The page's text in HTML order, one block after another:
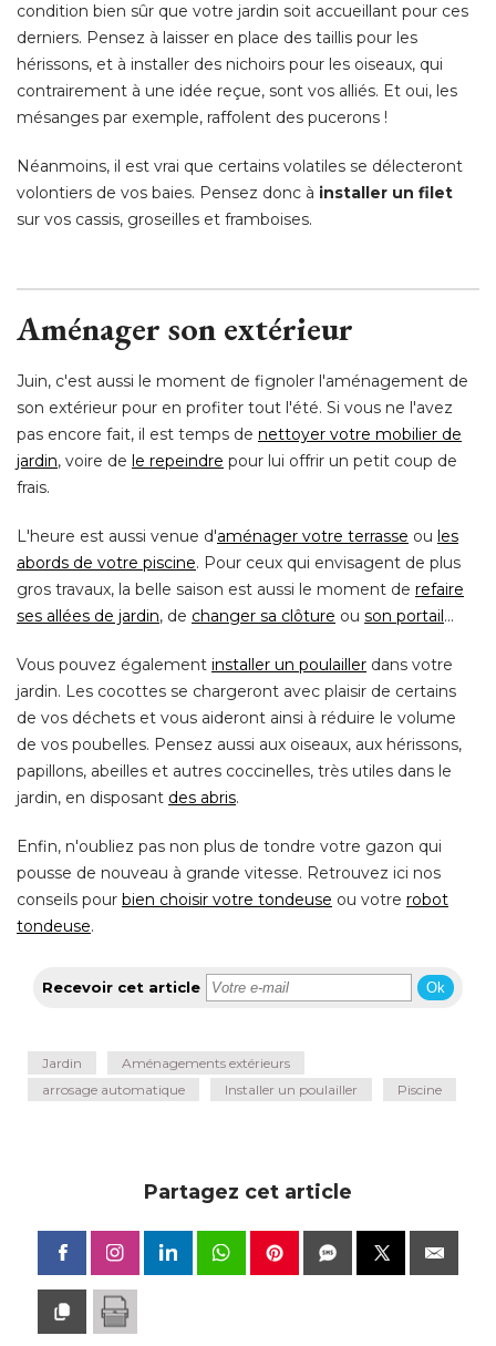
condition bien sûr que votre jardin soit accueillant pour ces
derniers. Pensez à laisser en place des taillis pour les
hérissons, et à installer des nichoirs pour les oiseaux, qui
contrairement à une idée reçue, sont vos alliés. Et oui, les
mésanges par exemple, raffolent des pucerons !
Néanmoins, il est vrai que certains volatiles se délecteront
volontiers de vos baies. Pensez donc à installer un filet
sur vos cassis, groseilles et framboises.
Aménager son extérieur
Juin, c'est aussi le moment de fignoler l'aménagement de
son extérieur pour en profiter tout l'été. Si vous ne l'avez
pas encore fait, il est temps de nettoyer votre mobilier de
jardin, voire de le repeindre pour lui offrir un petit coup de
frais.
L'heure est aussi venue d'aménager votre terrasse ou les
abords de votre piscine. Pour ceux qui envisagent de plus
gros travaux, la belle saison est aussi le moment de refaire
ses allées de jardin, de changer sa clôture ou son portail...
Vous pouvez également installer un poulailler dans votre
jardin. Les cocottes se chargeront avec plaisir de certains
de vos déchets et vous aideront ainsi à réduire le volume
de vos poubelles. Pensez aussi aux oiseaux, aux hérissons,
papillons, abeilles et autres coccinelles, très utiles dans le
jardin, en disposant des abris.
Enfin, n'oubliez pas non plus de tondre votre gazon qui
pousse de nouveau à grande vitesse. Retrouvez ici nos
conseils pour bien choisir votre tondeuse ou votre robot
tondeuse.
Recevoir cet article Ok
Jardin
Aménagements extérieurs
arrosage automatique
Installer un poulailler Piscine
Partagez cet article